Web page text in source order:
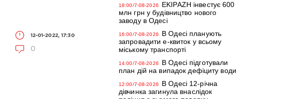
12-01-2022, 17:30
0
18:00/7-08-2026
EKIPAZH інвестує 600
млн грн у будівництво нового
заводу в Одесі
16:00/7-08-2026
В Одесі планують
запровадити е-квиток у всьому
міському транспорті
14:00/7-08-2026
В Одесі підготували
план дій на випадок дефіциту води
12:00/7-08-2026
В Одесі 12-річна
дівчинка загинула внаслідок